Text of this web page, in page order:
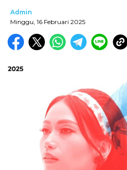
Admin
Minggu, 16 Februari 2025